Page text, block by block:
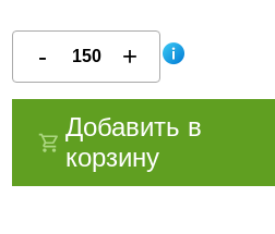
Добавить в
корзину